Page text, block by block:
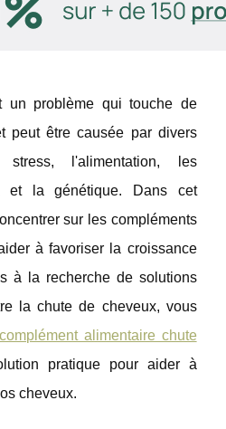
un problème qui touche de
peut être causée par divers
l'alimentation, les
et la génétique. Dans cet
sur les compléments
à favoriser la croissance
à la recherche de solutions
la chute de cheveux, vous
complément alimentaire chute
pratique pour aider à
cheveux.